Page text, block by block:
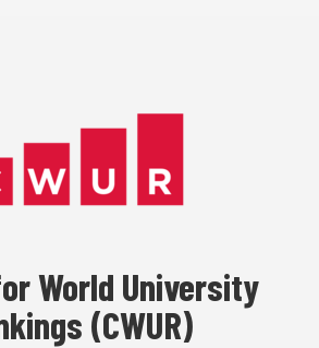
World University
(CWUR)